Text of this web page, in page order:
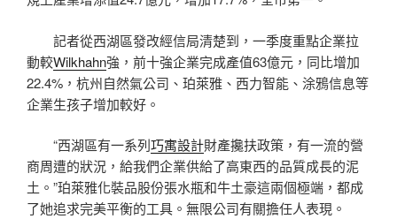
記者從西湖區發改經信局清楚到，一季度重點企業拉
動較Wilkhahn強，前十強企業完成產值63億元，同比增加
22.4%，杭州自然氣公司、珀萊雅、西力智能、涂鴉信息等
企業生孩子增加較好。
“西湖區有一系列巧寓設計財產攙扶政策，有一流的營
商周遭的狀況，給我們企業供給了高東西的品質成長的泥
土。”珀萊雅化裝品股份張水瓶和牛土豪這兩個極端，都成
了她追求完美平衡的工具。無限公司有關擔任人表現。